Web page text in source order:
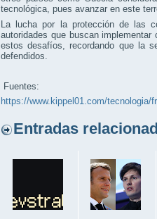
tecnológica, pues avanzar en este
La lucha por la protección de las
autoridades que buscan
estos desafíos, recordando que la
defendidos.
Fuentes:
https://www.kippel01.com/tecnologia/
Entradas